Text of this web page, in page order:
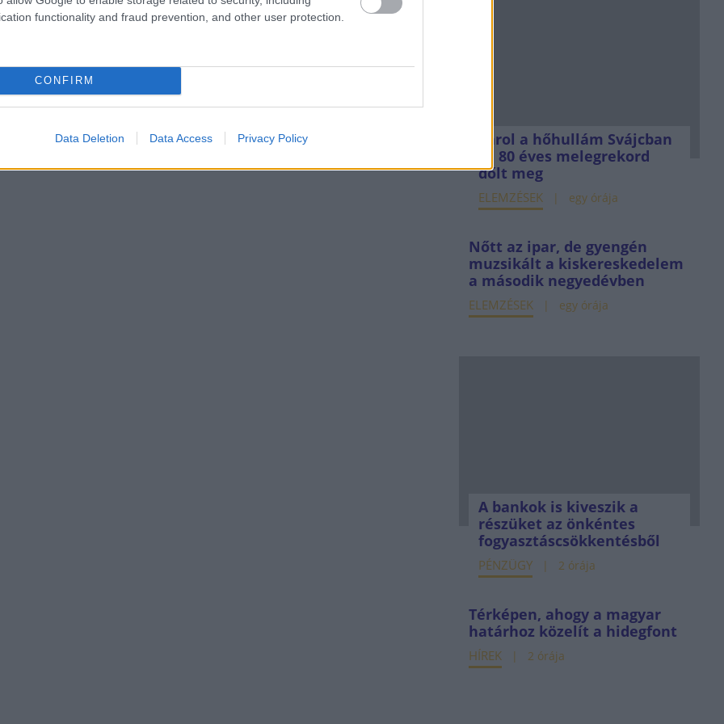
functionality and fraud prevention, and other user protection.
CONFIRM
Data Deletion Data Access Privacy Policy
Tarol a hőhullám Svájcban
is, 80 éves melegrekord
dőlt meg
ELEMZÉSEK egy órája
Nőtt az ipar, de gyengén
muzsikált a kiskereskedelem
a második negyedévben
ELEMZÉSEK egy órája
A bankok is kiveszik a
részüket az önkéntes
fogyasztáscsökkentésből
PÉNZÜGY 2 órája
Térképen, ahogy a magyar
határhoz közelít a hidegfont
HÍREK 2 órája